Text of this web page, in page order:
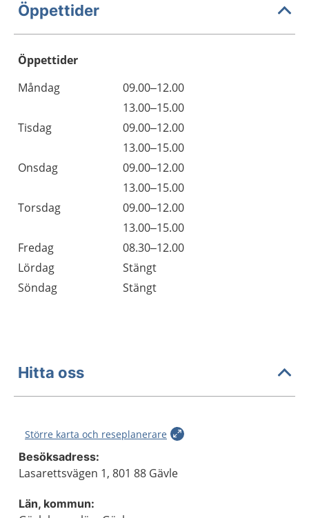
Öppettider
Öppettider
Dag
Öppettider
Kommentarer
Måndag
09.00–12.00
13.00–15.00
Tisdag
09.00–12.00
13.00–15.00
Onsdag
09.00–12.00
13.00–15.00
Torsdag
09.00–12.00
13.00–15.00
Fredag
08.30–12.00
Lördag
Stängt
Söndag
Stängt
Hitta oss
Större karta och reseplanerare
Besöksadress:
Lasarettsvägen 1, 801 88 Gävle
Län, kommun: